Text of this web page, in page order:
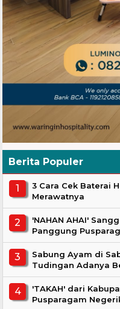
Berita Populer
3 Cara Cek Baterai
Merawatnya
'NAHAN AHAI'
Panggung
Sabung Ayam di
Tudingan Adanya
'TAKAH' dari
Pusparagam